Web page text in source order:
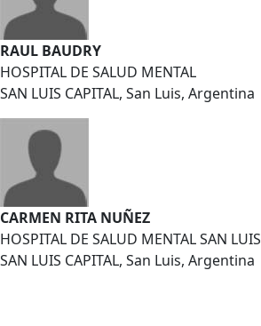
RAUL BAUDRY
HOSPITAL DE SALUD MENTAL
SAN LUIS CAPITAL, San Luis, Argentina
CARMEN RITA NUÑEZ
HOSPITAL DE SALUD MENTAL SAN LUIS
SAN LUIS CAPITAL, San Luis, Argentina